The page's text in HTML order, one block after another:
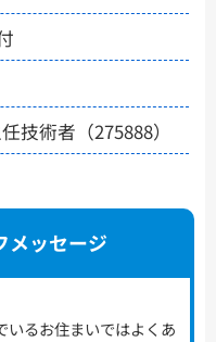
技術者（275888）
メッセージ
いるお住まいではよくあ